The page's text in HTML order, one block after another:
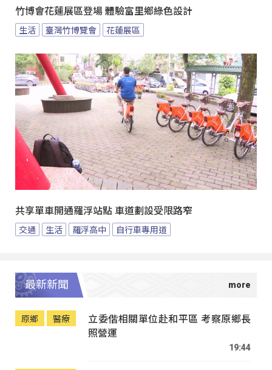
竹博會花蓮展區登場 體驗富里鄉綠色設計
生活 臺灣竹博覽會 花蓮展區
共享單車開通羅浮站點 車道劃設受限路窄
交通 生活 羅浮高中 自行車專用道
最新新聞
原鄉 醫療
立委偕相關單位赴和平區 考察原鄉長
照營運
19:44